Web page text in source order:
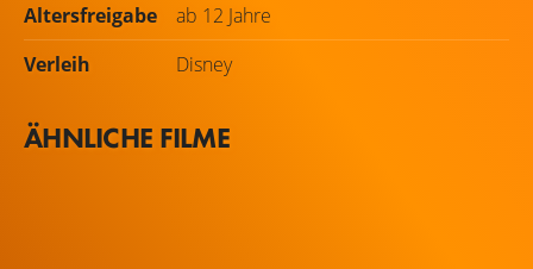
Altersfreigabe
ab 12 Jahre
Verleih
Disney
ÄHNLICHE FILME